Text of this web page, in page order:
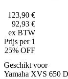
123,90 €
92,93 €
ex BTW
Prijs per 1
25% OFF
Geschikt voor
Yamaha XVS 650